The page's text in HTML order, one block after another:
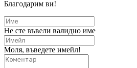
Благодарим ви!
Не сте въвели валидно име
Моля, въведете имейл!